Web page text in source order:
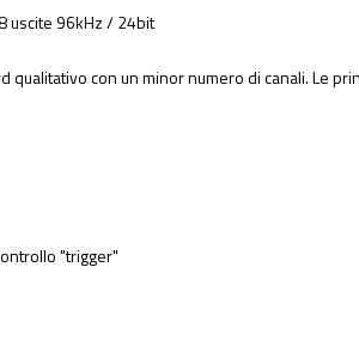
uscite 96kHz / 24bit
con un minor numero di canali. Le
"trigger"